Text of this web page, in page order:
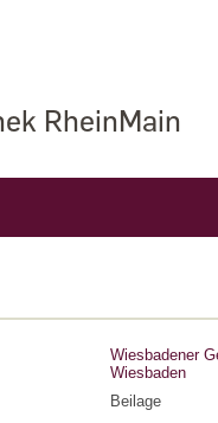
RheinMain
Wiesbadener
Wiesbaden
Beilage